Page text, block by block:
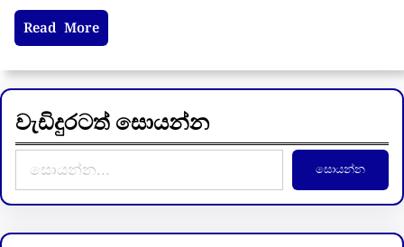
Read More
වැඩිදුරටත් සොයන්න
e
a
r
සොයන්න